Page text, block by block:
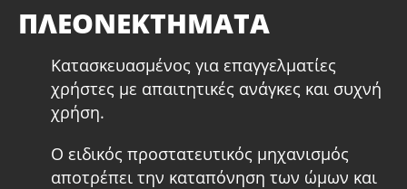
ΠΛΕΟΝΕΚΤΗΜΑΤΑ
Κατασκευασμένος για επαγγελματίες
χρήστες με απαιτητικές ανάγκες και συχνή
χρήση.
Ο ειδικός προστατευτικός μηχανισμός
αποτρέπει την καταπόνηση των ώμων και